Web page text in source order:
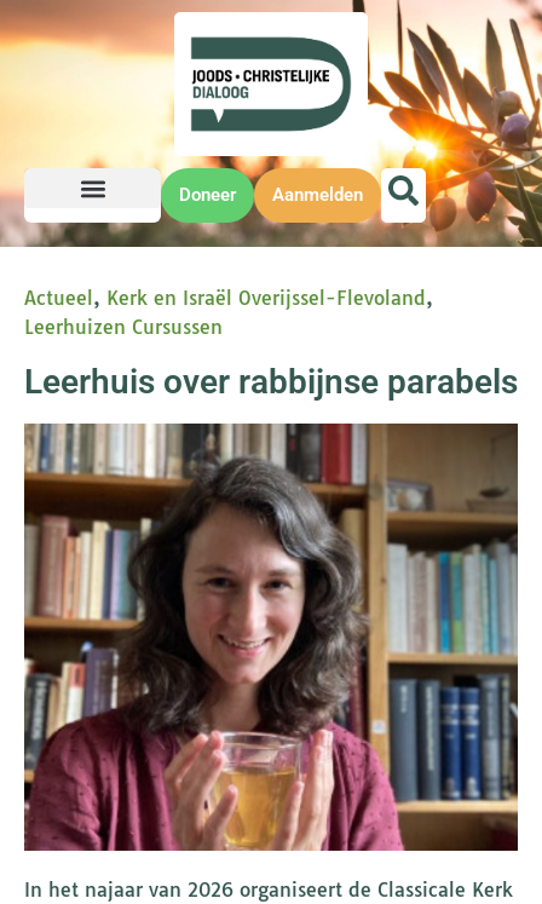
Doneer Aanmelden
Actueel , Kerk en Israël Overijssel-Flevoland,
Leerhuizen Cursussen
Leerhuis over rabbijnse parabels
In het najaar van 2026 organiseert de Classicale Kerk